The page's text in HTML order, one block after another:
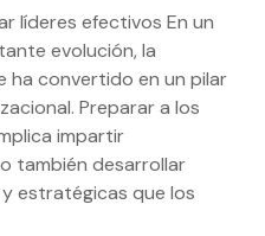
líderes efectivos En un
evolución, la
ha convertido en un pilar
Preparar a los
impartir
también desarrollar
estratégicas que los